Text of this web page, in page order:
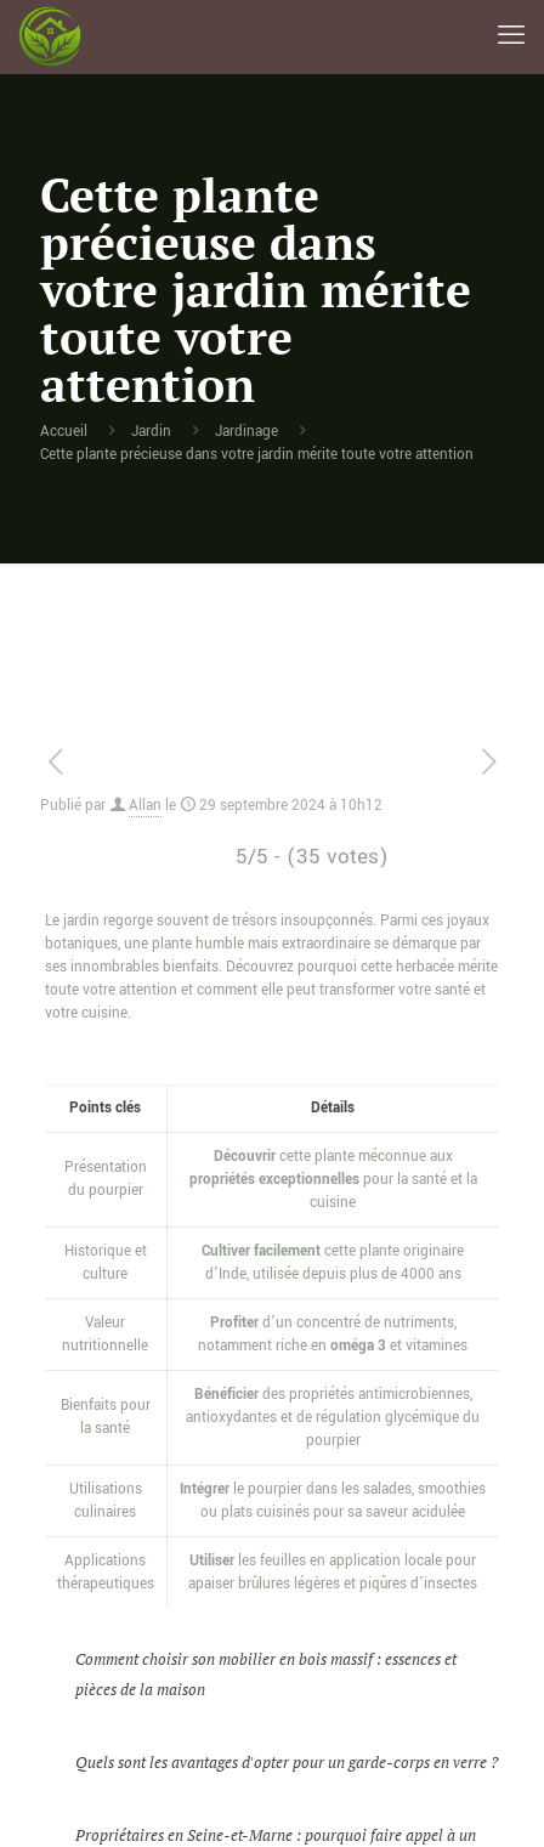
Cette plante
précieuse dans
votre jardin mérite
toute votre
attention
Accueil Jardin
Jardinage
Cette plante précieuse dans votre jardin mérite toute votre attention
Publié par Allan le 29 septembre 2024 à 10h12
5/5 - (35 votes)
Le jardin regorge souvent de trésors insoupçonnés. Parmi ces joyaux
botaniques, une plante humble mais extraordinaire se démarque par
ses innombrables bienfaits. Découvrez pourquoi cette herbacée mérite
toute votre attention et comment elle peut transformer votre santé et
votre cuisine.
Points clés Détails
Présentation
du pourpier
Découvrircette plante méconnue aux
propriétés exceptionnellespour la santé et la
cuisine
Historique et
culture
Cultiver facilementcette plante originaire
d’Inde, utilisée depuis plus de 4000 ans
Valeur
nutritionnelle
Profiterd’un concentré de nutriments,
notamment riche enoméga 3 et vitamines
Bienfaits pour
la santé
Bénéficierdes propriétés antimicrobiennes,
antioxydantes et de régulation glycémique du
pourpier
Utilisations
culinaires
Intégrer le pourpier dans les salades, smoothies
ou plats cuisinés pour sa saveur acidulée
Applications
thérapeutiques
Utiliser les feuilles en application locale pour
apaiser brûlures légères et piqûres d’insectes
Comment choisir son mobilier en bois massif : essences et
pièces de la maison
Quels sont les avantages d'opter pour un garde-corps en verre ?
Propriétaires en Seine-et-Marne : pourquoi faire appel à un